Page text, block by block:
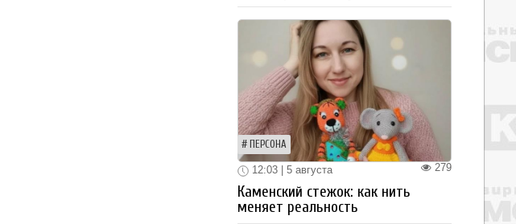
ПЕРСОНА
279
12:03 | 5 августа
Каменский стежок: как нить
меняет реальность